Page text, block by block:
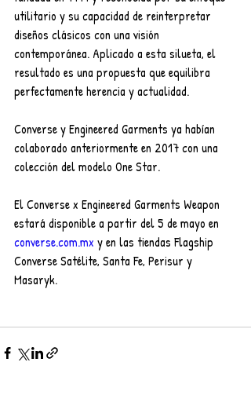
utilitario y su capacidad de reinterpretar
diseños clásicos con una visión
contemporánea. Aplicado a esta silueta, el
resultado es una propuesta que equilibra
perfectamente herencia y actualidad.
Converse y Engineered Garments ya habían
colaborado anteriormente en 2017 con una
colección del modelo One Star.
El Converse x Engineered Garments Weapon
estará disponible a partir del 5 de mayo en
converse.com.mx y en las tiendas Flagship
Converse Satélite, Santa Fe, Perisur y
Masaryk.